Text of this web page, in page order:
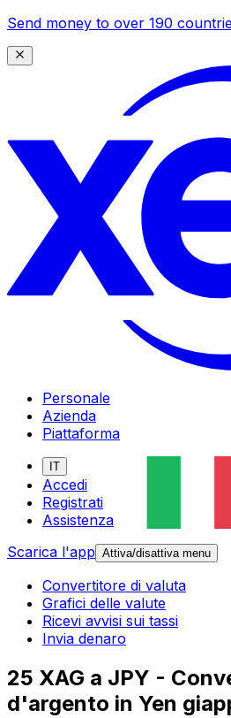
Send money to over 190
Personale
Azienda
Piattaforma
IT
Accedi
Registrati
Assistenza
Scarica l'app Attiva/disattiva menu
Convertitore di valuta
Grafici delle valute
Ricevi avvisi sui tassi
Invia denaro
25 XAG a JPY -
d'argento in Yen